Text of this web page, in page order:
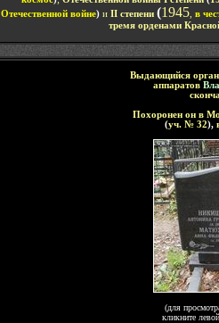
Отечественной войне) и II степени (1945 в
тремя орденами
Выдающийся
аппаратов
Похоронен он в
(уч. № 32),
(для
кликните